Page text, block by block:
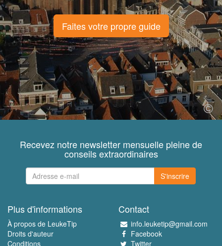
Faites votre propre guide
Recevez notre newsletter mensuelle pleine de
conseils extraordinaires
S'inscrire
Plus d'informations
À propos de LeukeTip
Droits d'auteur
Conditions
Contact
info.leuketip@gmail.com
Facebook
Twitter